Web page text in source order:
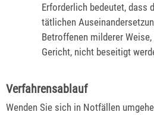
Erforderlich bedeutet, dass
tätlichen
Betroffenen milderer
Gericht, nicht beseitigt
Verfahrensablauf
Wenden Sie sich in Notfällen